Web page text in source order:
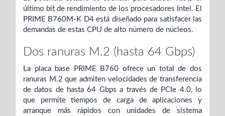
último bit de rendimiento de los procesadores Intel. El
PRIME B760M-K D4 está diseñado para satisfacer las
demandas de estas CPU de alto número de núcleos.
Dos ranuras M.2 (hasta 64 Gbps)
La placa base PRIME B760 ofrece un total de dos
ranuras M.2 que admiten velocidades de transferencia
de datos de hasta 64 Gbps a través de PCIe 4.0, lo
que permite tiempos de carga de aplicaciones y
arranque más rápidos con unidades de sistema